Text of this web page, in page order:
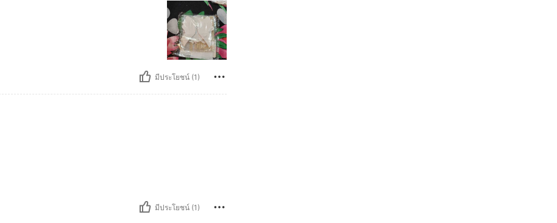
มีประโยชน์ (1)
มีประโยชน์ (1)